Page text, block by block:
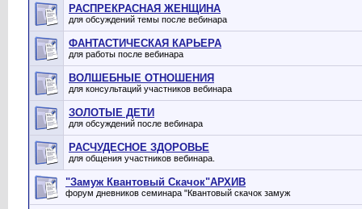
РАСПРЕКРАСНАЯ ЖЕНЩИНА
для обсуждений темы после вебинара
ФАНТАСТИЧЕСКАЯ КАРЬЕРА
для работы после вебинара
ВОЛШЕБНЫЕ ОТНОШЕНИЯ
для консультаций участников вебинара
ЗОЛОТЫЕ ДЕТИ
для обсуждений после вебинара
РАСЧУДЕСНОЕ ЗДОРОВЬЕ
для общения участников вебинара.
"Замуж Квантовый Скачок"АРХИВ
форум дневников семинара "Квантовый скачок замуж